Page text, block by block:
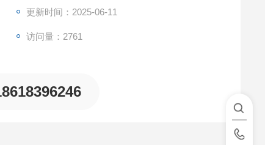
更新时间：2025-06-11
访问量：2761